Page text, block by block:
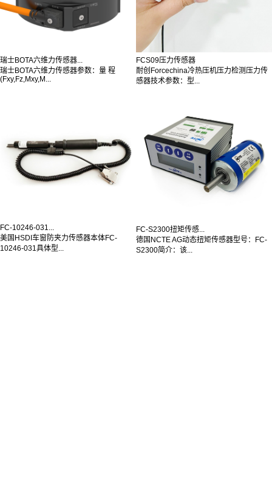
瑞士BOTA六维力传感器...
瑞士BOTA六维力传感器参数：量 程
(Fxy,Fz,Mxy,M...
FCS09压力传感器
耐创Forcechina冷热压机压力检测压力传
感器技术参数：型...
FC-10246-031...
美国HSDI车窗防夹力传感器本体FC-
10246-031具体型...
FC-S2300扭矩传感...
德国NCTE AG动态扭矩传感器型号：FC-
S2300简介：该...